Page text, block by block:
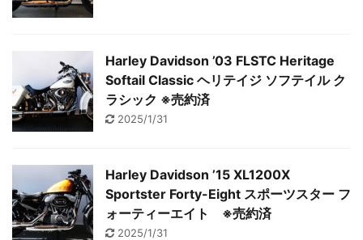
Harley Davidson ’03 FLSTC Heritage
Softail Classic ヘリテイジ ソフテイル ク
ラシック ※売約済
2025/1/31
Harley Davidson ’15 XL1200X
Sportster Forty-Eight スポーツスター フ
ォーティーエイト ※売約済
2025/1/31